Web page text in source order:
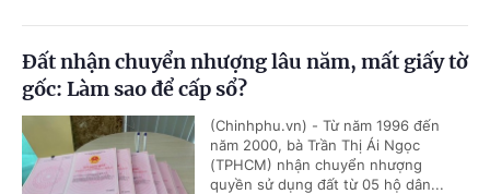
Đất nhận chuyển nhượng lâu năm, mất giấy tờ
gốc: Làm sao để cấp sổ?
(Chinhphu.vn) - Từ năm 1996 đến
năm 2000, bà Trần Thị Ái Ngọc
(TPHCM) nhận chuyển nhượng
quyền sử dụng đất từ 05 hộ dân...